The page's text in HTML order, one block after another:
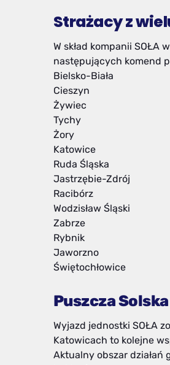
Strażacy z
W skład kompanii SOŁA
następujących komend
Bielsko-Biała
Cieszyn
Żywiec
Tychy
Żory
Katowice
Ruda Śląska
Jastrzębie-Zdrój
Racibórz
Wodzisław Śląski
Zabrze
Rybnik
Jaworzno
Świętochłowice
Puszcza
Wyjazd jednostki SOŁA
Katowicach to kolejne
Aktualny obszar działań